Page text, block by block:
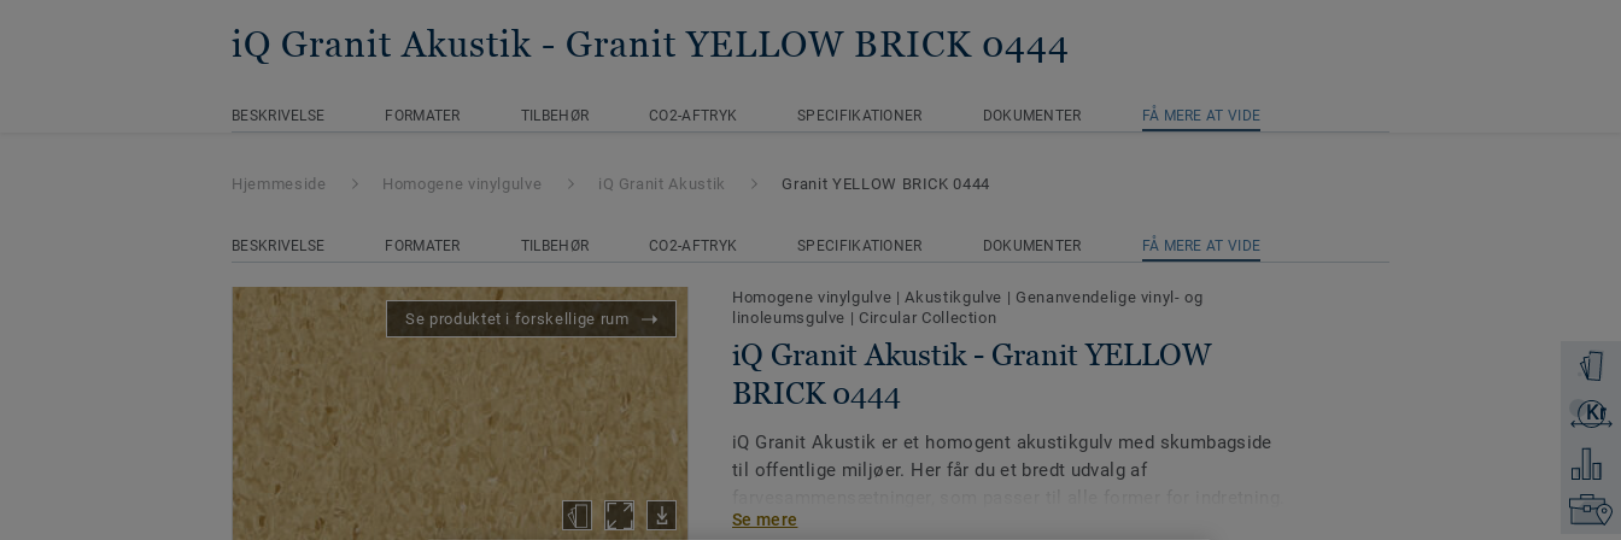
iQ Granit Akustik - Granit YELLOW BRICK 0444
BESKRIVELSE FORMATER TILBEHØR CO2-AFTRYK SPECIFIKATIONER DOKUMENTER FÅ MERE AT VIDE
Bestil
Kr
Få et
Tilføj
Hjemmeside Homogene vinylgulve iQ Granit Akustik Granit YELLOW BRICK 0444
BESKRIVELSE FORMATER TILBEHØR CO2-AFTRYK SPECIFIKATIONER DOKUMENTER FÅ MERE AT VIDE
Se produktet i forskellige rum
Homogene vinylgulve |Akustikgulve | Genanvendelige vinyl- og
linoleumsgulve | Circular Collection
iQ Granit Akustik - Granit YELLOW
BRICK 0444
iQ Granit Akustik er et homogent akustikgulv med skumbagside
til offentlige miljøer. Her får du et bredt udvalg af
Samlet tykkelse er 3,5 mm. Forbedringsværdien for strukturlyd er
Se mere